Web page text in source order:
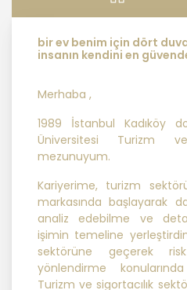
1. Hukuka ve
Kişisel Veri İşleme
MASTERTURK
GAYRİMENKUL SATIŞ
A.Ş..; kişisel verilerin
dürüstlük
etmekle
orantılılık
alınacakve kişisel
amacı dışında
bir ev benim için dört
insanın kendini en
Merhaba ,
1989 İstanbul Kadıköy
Üniversitesi Turizm
mezunuyum.
Kariyerime, turizm
markasında başlayarak
analiz edebilme ve
işimin temeline
sektörüne geçerek
yönlendirme
Turizm ve sigortacılık